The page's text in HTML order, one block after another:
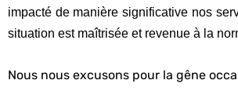
impacté de manière significative nos
situation est maîtrisée et revenue à la
Nous nous excusons pour la gêne